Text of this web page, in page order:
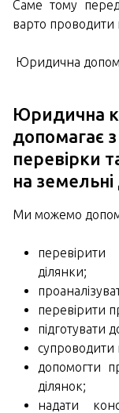
Саме тому
варто
Юридична
Юридична
допомагає
перевірки
на земельні
Ми можемо
ділянки;
перевірити
підготувати
супроводити
допомогти
ділянок;
надати